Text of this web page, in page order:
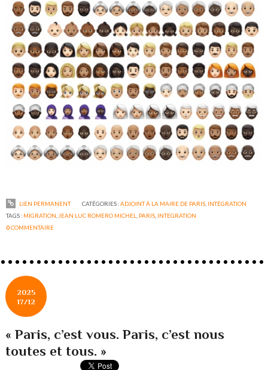
LIEN PERMANENT CATÉGORIES :ADJOINT À LA MAIRE DE PARIS, INTÉGRATION
TAGS : MIGRATION JEAN LUC ROMERO MICHEL PARIS INTEGRATION
0COMMENTAIRE
2025
17/12
« Paris, c’est vous. Paris, c’est nous
toutes et tous. »